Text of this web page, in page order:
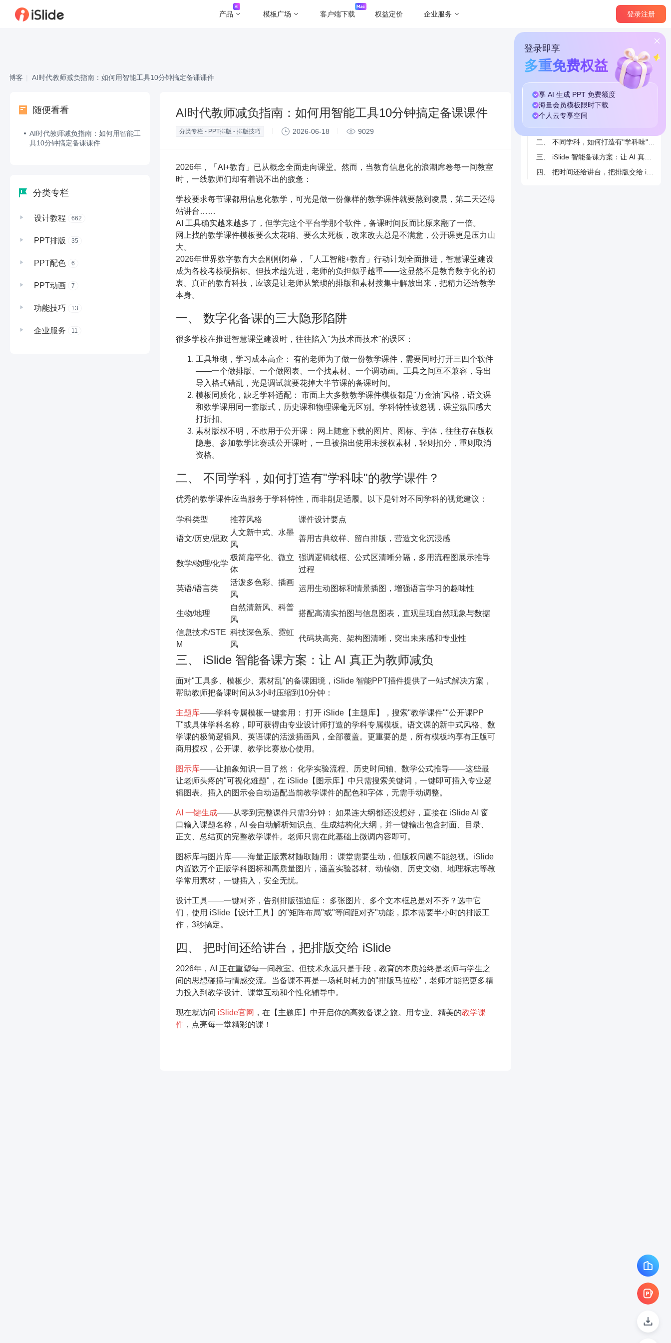
产品 模板广场 客户端下载 权益定价 企业服务 登录注册
登录即享
多重免费权益
享 AI 生成 PPT 免费额度
海量会员模板 限时下载
个人云专享空间
博客 AI时代教师减负指南：如何用智能工具10分钟搞定备课课件
随便看看
AI时代教师减负指南：如何用智能工
具10分钟搞定备课课件
分类专栏
设计教程 662
PPT排版 35
PPT配色 6
PPT动画 7
功能技巧 13
企业服务 11
AI时代教师减负指南：如何用智能工具10分钟搞定备课课件
分类专栏 - PPT排版 - 排版技巧 2026-06-18 9029
2026年，「AI+教育」已从概念全面走向课堂。然而，当教育信息化的浪潮席卷每一间教室
时，一线教师们却有着说不出的疲惫：
学校要求每节课都用信息化教学，可光是做一份像样的教学课件就要熬到凌晨，第二天还得
站讲台……
AI 工具确实越来越多了，但学完这个平台学那个软件，备课时间反而比原来翻了一倍。
网上找的教学课件模板要么太花哨、要么太死板，改来改去总是不满意，公开课更是压力山
大。
2026年世界数字教育大会刚刚闭幕，「人工智能+教育」行动计划全面推进，智慧课堂建设
成为各校考核硬指标。但技术越先进，老师的负担似乎越重——这显然不是教育数字化的初
衷。真正的教育科技，应该是让老师从繁琐的排版和素材搜集中解放出来，把精力还给教学
本身。
一、 数字化备课的三大隐形陷阱
很多学校在推进智慧课堂建设时，往往陷入"为技术而技术"的误区：
工具堆砌，学习成本高企： 有的老师为了做一份教学课件，需要同时打开三四个软件
——一个做排版、一个做图表、一个找素材、一个调动画。工具之间互不兼容，导出
导入格式错乱，光是调试就要花掉大半节课的备课时间。
模板同质化，缺乏学科适配： 市面上大多数教学课件模板都是"万金油"风格，语文课
和数学课用同一套版式，历史课和物理课毫无区别。学科特性被忽视，课堂氛围感大
打折扣。
素材版权不明，不敢用于公开课： 网上随意下载的图片、图标、字体，往往存在版权
隐患。参加教学比赛或公开课时，一旦被指出使用未授权素材，轻则扣分，重则取消
资格。
二、 不同学科，如何打造有"学科味"的教学课件？
优秀的教学课件应当服务于学科特性，而非削足适履。以下是针对不同学科的视觉建议：
学科类型 推荐风格 课件设计要点
语文/历史/思政
人文新中式、水墨
风
善用古典纹样、留白排版，营造文化沉浸感
数学/物理/化学
极简扁平化、微立
体
强调逻辑线框、公式区清晰分隔，多用流程图展示推导
过程
英语/语言类
活泼多色彩、插画
风
运用生动图标和情景插图，增强语言学习的趣味性
生物/地理
自然清新风、科普
风
搭配高清实拍图与信息图表，直观呈现自然现象与数据
信息技术/STE
M
科技深色系、霓虹
风
代码块高亮、架构图清晰，突出未来感和专业性
三、 iSlide 智能备课方案：让 AI 真正为教师减负
面对"工具多、模板少、素材乱"的备课困境，iSlide 智能PPT插件提供了一站式解决方案，
帮助教师把备课时间从3小时压缩到10分钟：
主题库——学科专属模板一键套用： 打开 iSlide【主题库】，搜索"教学课件""公开课PP
T"或具体学科名称，即可获得由专业设计师打造的学科专属模板。语文课的新中式风格、数
学课的极简逻辑风、英语课的活泼插画风，全部覆盖。更重要的是，所有模板均享有正版可
商用授权，公开课、教学比赛放心使用。
图示库——让抽象知识一目了然： 化学实验流程、历史时间轴、数学公式推导——这些最
让老师头疼的"可视化难题"，在 iSlide【图示库】中只需搜索关键词，一键即可插入专业逻
辑图表。插入的图示会自动适配当前教学课件的配色和字体，无需手动调整。
AI 一键生成——从零到完整课件只需3分钟： 如果连大纲都还没想好，直接在 iSlide AI 窗
口输入课题名称，AI 会自动解析知识点、生成结构化大纲，并一键输出包含封面、目录、
正文、总结页的完整教学课件。老师只需在此基础上微调内容即可。
图标库与图片库——海量正版素材随取随用： 课堂需要生动，但版权问题不能忽视。iSlide
内置数万个正版学科图标和高质量图片，涵盖实验器材、动植物、历史文物、地理标志等教
学常用素材，一键插入，安全无忧。
设计工具——一键对齐，告别排版强迫症： 多张图片、多个文本框总是对不齐？选中它
们，使用 iSlide【设计工具】的"矩阵布局"或"等间距对齐"功能，原本需要半小时的排版工
作，3秒搞定。
四、 把时间还给讲台，把排版交给 iSlide
2026年，AI 正在重塑每一间教室。但技术永远只是手段，教育的本质始终是老师与学生之
间的思想碰撞与情感交流。当备课不再是一场耗时耗力的"排版马拉松"，老师才能把更多精
力投入到教学设计、课堂互动和个性化辅导中。
现在就访问 iSlide官网 ，在【主题库】中开启你的高效备课之旅。用专业、精美的教学课
件 ，点亮每一堂精彩的课！
本篇目录